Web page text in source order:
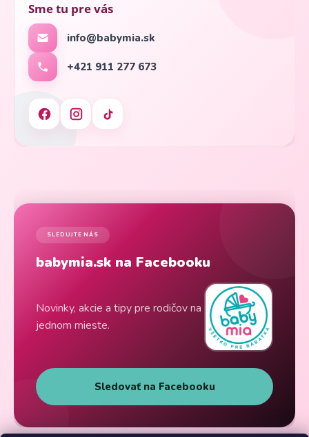
Sme tu pre vás
info@babymia.sk
+421 911 277 673
SLEDUJTE NÁS
babymia.sk na Facebooku
Novinky, akcie a tipy pre rodičov na
jednom mieste.
Sledovať na Facebooku